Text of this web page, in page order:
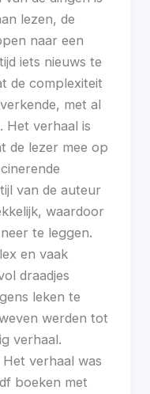
lezen, de
naar een
iets nieuws te
de complexiteit
met al
Het verhaal is
de lezer mee op
van de auteur
waardoor
te leggen.
en vaak
draadjes
leken te
werden tot
verhaal.
verhaal was
boeken met